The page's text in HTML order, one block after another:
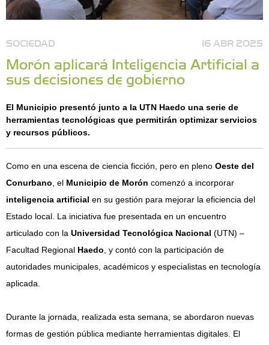
SOCIEDAD 16 ABR 2025
Morón aplicará Inteligencia Artificial a
sus decisiones de gobierno
El Municipio presentó junto a la UTN Haedo una serie de
herramientas tecnológicas que permitirán optimizar servicios
y recursos públicos.
Como en una escena de ciencia ficción, pero en pleno Oeste del
Conurbano , el Municipio de Morón comenzó a incorporar
inteligencia artificial en su gestión para mejorar la eficiencia del
Estado local. La iniciativa fue presentada en un encuentro
articulado con la Universidad Tecnológica Nacional (UTN) –
Facultad Regional Haedo , y contó con la participación de
autoridades municipales, académicos y especialistas en tecnología
aplicada.
Durante la jornada, realizada esta semana, se abordaron nuevas
formas de gestión pública mediante herramientas digitales. El